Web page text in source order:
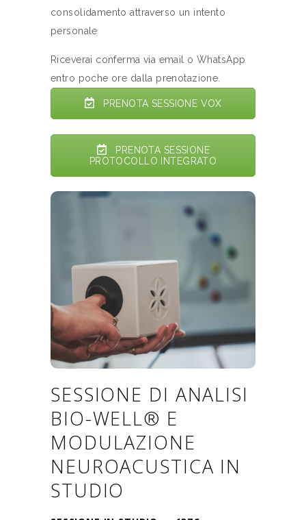
consolidamento attraverso un intento
personale
Riceverai conferma via email o WhatsApp
entro poche ore dalla prenotazione.
PRENOTA SESSIONE VOX
PRENOTA SESSIONE
PROTOCOLLO INTEGRATO
SESSIONE IN
STUDIO
SESSIONE DI ANALISI
BIO-WELL® E
MODULAZIONE
NEUROACUSTICA IN
STUDIO